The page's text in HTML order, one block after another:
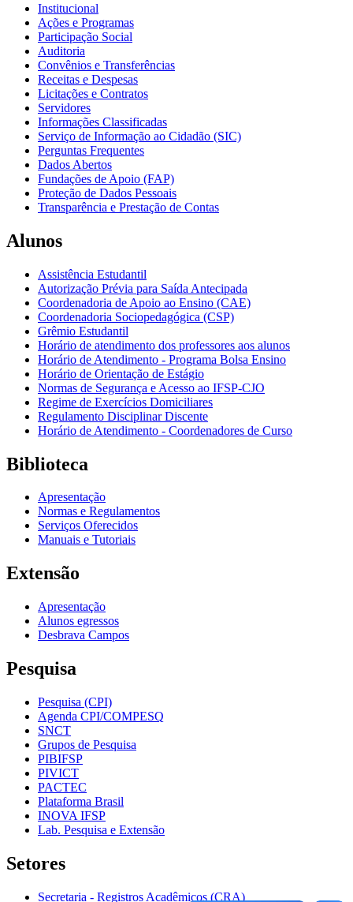
Institucional
Ações e Programas
Participação Social
Auditoria
Convênios e Transferências
Receitas e Despesas
Licitações e Contratos
Servidores
Informações Classificadas
Serviço de Informação ao Cidadão (SIC)
Perguntas Frequentes
Dados Abertos
Fundações de Apoio (FAP)
Proteção de Dados Pessoais
Transparência e Prestação de Contas
Alunos
Assistência Estudantil
Autorização Prévia para Saída Antecipada
Coordenadoria de Apoio ao Ensino (CAE)
Coordenadoria Sociopedagógica (CSP)
Grêmio Estudantil
Horário de atendimento dos professores aos alunos
Horário de Atendimento - Programa Bolsa Ensino
Horário de Orientação de Estágio
Normas de Segurança e Acesso ao IFSP-CJO
Regime de Exercícios Domiciliares
Regulamento Disciplinar Discente
Horário de Atendimento - Coordenadores de Curso
Biblioteca
Apresentação
Normas e Regulamentos
Serviços Oferecidos
Manuais e Tutoriais
Extensão
Apresentação
Alunos egressos
Desbrava Campos
Pesquisa
Pesquisa (CPI)
Agenda CPI/COMPESQ
SNCT
Grupos de Pesquisa
PIBIFSP
PIVICT
PACTEC
Plataforma Brasil
INOVA IFSP
Lab. Pesquisa e Extensão
Setores
Secretaria - Registros Acadêmicos (CRA)